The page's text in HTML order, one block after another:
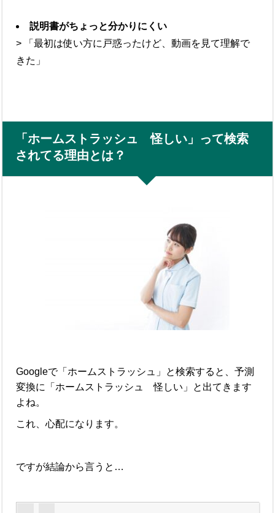
説明書がちょっと分かりにくい
> 「最初は使い方に戸惑ったけど、動画を見て理解で
きた」
「ホームストラッシュ 怪しい」って検索
されてる理由とは？
Googleで「ホームストラッシュ」と検索すると、予測
変換に「ホームストラッシュ 怪しい」と出てきます
よね。
これ、心配になります。
ですが結論から言うと…